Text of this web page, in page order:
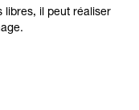
libres, il peut réaliser